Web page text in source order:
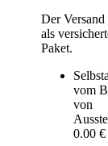
Der
als
Paket.
vom
von
0.00 €